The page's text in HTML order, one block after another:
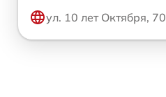
ул. 10 лет Октября, 70